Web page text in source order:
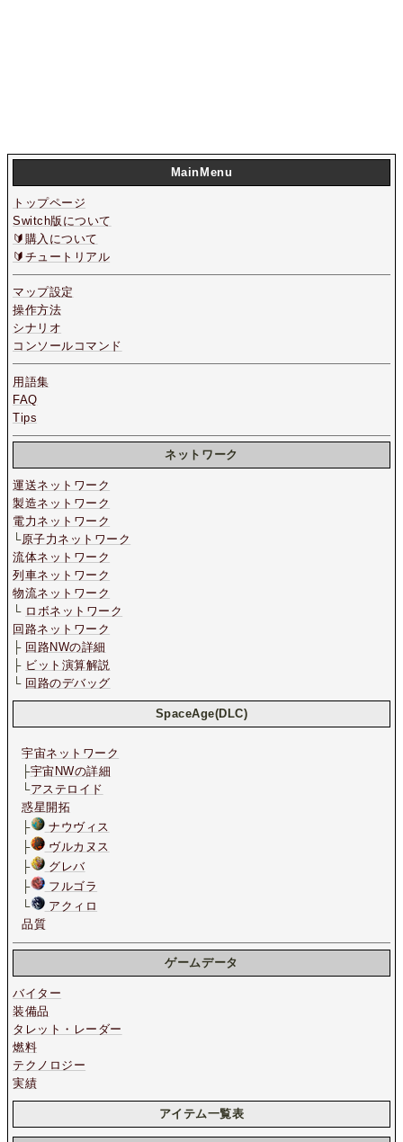
MainMenu
トップページ
Switch版について
🔰購入について
🔰チュートリアル
マップ設定
操作方法
シナリオ
コンソールコマンド
用語集
FAQ
Tips
ネットワーク
運送ネットワーク
製造ネットワーク
電力ネットワーク
└原子力ネットワーク
流体ネットワーク
列車ネットワーク
物流ネットワーク
└ ロボネットワーク
回路ネットワーク
├ 回路NWの詳細
├ ビット演算解説
└ 回路のデバッグ
SpaceAge(DLC)
宇宙ネットワーク
├宇宙NWの詳細
└アステロイド
惑星開拓
├
ナウヴィス
├
ヴルカヌス
├
グレバ
├
フルゴラ
└
アクィロ
品質
ゲームデータ
バイター
装備品
タレット・レーダー
燃料
テクノロジー
実績
アイテム一覧表